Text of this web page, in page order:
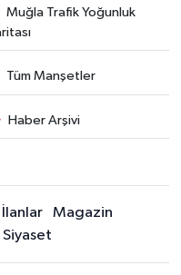
Muğla Trafik Yoğunluk
Tüm Manşetler
Haber Arşivi
İlanlar
Magazin
Siyaset